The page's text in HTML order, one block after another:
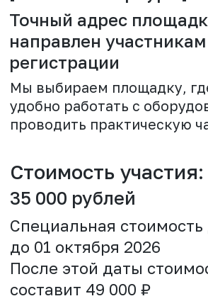
Я даю согласие на обработку персональных
конфиденциальности
Я согласен(а) получать новостные рассылки,
рекламные предложения,
персонализированные рекомендации,
информационные рассылки, приглашения на
ОТПРАВИТЬ